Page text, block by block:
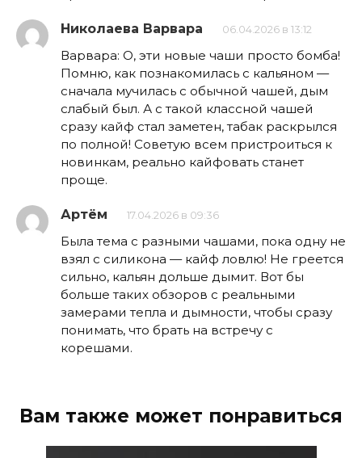
Николаева Варвара 06.04.2026 в 13:12
Варвара: О, эти новые чаши просто бомба!
Помню, как познакомилась с кальяном —
сначала мучилась с обычной чашей, дым
слабый был. А с такой классной чашей
сразу кайф стал заметен, табак раскрылся
по полной! Советую всем пристроиться к
новинкам, реально кайфовать станет
проще.
Артём 17.04.2026 в 09:36
Была тема с разными чашами, пока одну не
взял с силикона — кайф ловлю! Не греется
сильно, кальян дольше дымит. Вот бы
больше таких обзоров с реальными
замерами тепла и дымности, чтобы сразу
понимать, что брать на встречу с
корешами.
Вам также может понравиться